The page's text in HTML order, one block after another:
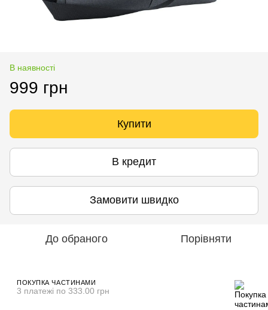
В наявності
999 грн
Купити
В кредит
Замовити швидко
До обраного Порівняти
ПОКУПКА ЧАСТИНАМИ
3 платежі по 333.00 грн